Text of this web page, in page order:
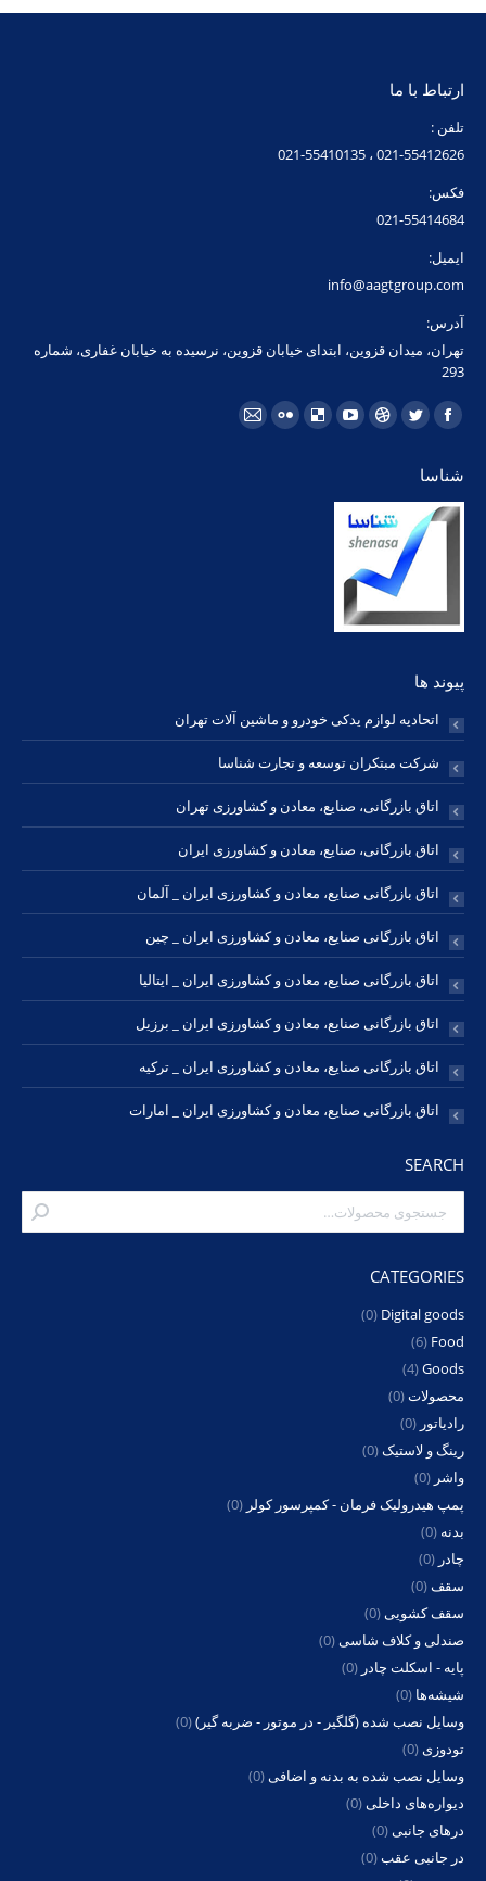
ارتباط با ما
تلفن :
021-55412626 ، 021-55410135
فکس:
021-55414684
ایمیل:
info@aagtgroup.com
آدرس:
تهران، میدان قزوین، ابتدای خیابان قزوین، نرسیده به خیابان غفاری، شماره
293
مارا در اینجا پیدا کنید:
شناسا
پیوند ها
اتحادیه لوازم یدکی خودرو و ماشین آلات تهران
شرکت مبتکران توسعه و تجارت شناسا
اتاق بازرگانی، صنایع، معادن و کشاورزی تهران
اتاق بازرگانی، صنایع، معادن و کشاورزی ایران
اتاق بازرگانی صنایع، معادن و کشاورزی ایران _ آلمان
اتاق بازرگانی صنایع، معادن و کشاورزی ایران _ چین
اتاق بازرگانی صنایع، معادن و کشاورزی ایران _ ایتالیا
اتاق بازرگانی صنایع، معادن و کشاورزی ایران _ برزیل
اتاق بازرگانی صنایع، معادن و کشاورزی ایران _ ترکیه
اتاق بازرگانی صنایع، معادن و کشاورزی ایران _ امارات
SEARCH
CATEGORIES
Digital goods
(0)
Food
(6)
Goods
(4)
محصولات(0)
رادیاتور (0)
رینگ و لاستیک(0)
واشر (0)
پمپ هیدرولیک فرمان - کمپرسور کولر (0)
بدنه (0)
چادر (0)
سقف(0)
سقف کشویی(0)
صندلی و کلاف شاسی(0)
پایه - اسکلت چادر (0)
شیشه‌ها (0)
وسایل نصب شده (گلگیر - در موتور - ضربه گیر)(0)
تودوزی(0)
وسایل نصب شده به بدنه و اضافی(0)
دیواره‌های داخلی(0)
درهای جانبی(0)
در جانبی عقب(0)